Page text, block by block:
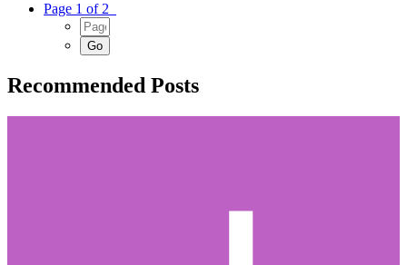
Page 1 of 2
Recommended Posts